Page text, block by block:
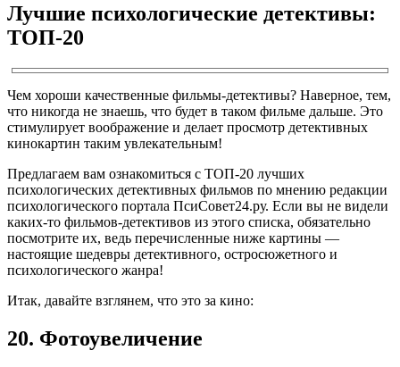
Лучшие психологические детективы:
ТОП-20
Чем хороши качественные фильмы-детективы? Наверное, тем,
что никогда не знаешь, что будет в таком фильме дальше. Это
стимулирует воображение и делает просмотр детективных
кинокартин таким увлекательным!
Предлагаем вам ознакомиться с ТОП-20 лучших
психологических детективных фильмов по мнению редакции
психологического портала ПсиСовет24.ру. Если вы не видели
каких-то фильмов-детективов из этого списка, обязательно
посмотрите их, ведь перечисленные ниже картины —
настоящие шедевры детективного, остросюжетного и
психологического жанра!
Итак, давайте взглянем, что это за кино:
20. Фотоувеличение